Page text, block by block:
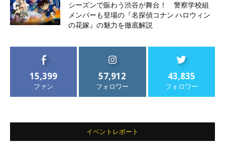
シーズンで賑わう渋谷が舞台！ 警察学校組
メンバーも登場の『名探偵コナン ハロウィン
の花嫁』の魅力を徹底解説
15,399
ファン
57,912
フォロワー
43,835
フォロワー
イベントレポート